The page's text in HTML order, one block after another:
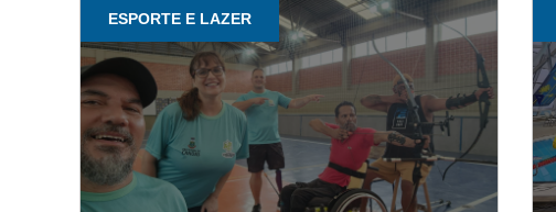
ESPORTE E LAZER